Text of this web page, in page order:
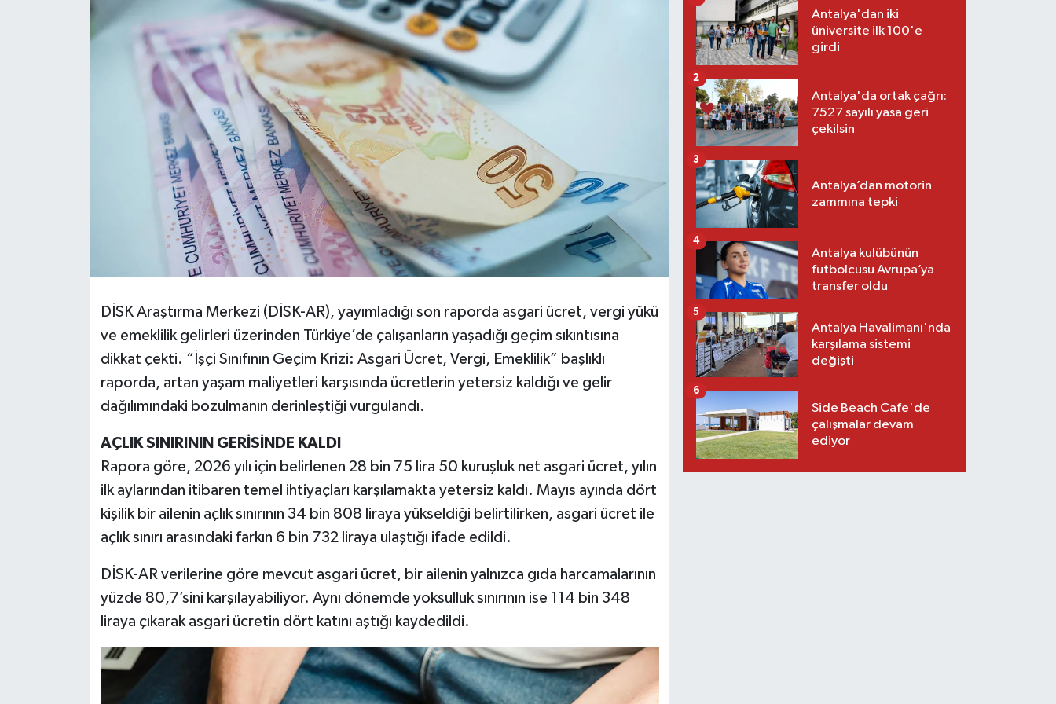
DİSK Araştırma Merkezi (DİSK-AR), yayımladığı son raporda asgari ücret, vergi yükü
ve emeklilik gelirleri üzerinden Türkiye’de çalışanların yaşadığı geçim sıkıntısına
dikkat çekti. “İşçi Sınıfının Geçim Krizi: Asgari Ücret, Vergi, Emeklilik” başlıklı
raporda, artan yaşam maliyetleri karşısında ücretlerin yetersiz kaldığı ve gelir
dağılımındaki bozulmanın derinleştiği vurgulandı.
AÇLIK SINIRININ GERİSİNDE KALDI
Rapora göre, 2026 yılı için belirlenen 28 bin 75 lira 50 kuruşluk net asgari ücret, yılın
ilk aylarından itibaren temel ihtiyaçları karşılamakta yetersiz kaldı. Mayıs ayında dört
kişilik bir ailenin açlık sınırının 34 bin 808 liraya yükseldiği belirtilirken, asgari ücret ile
açlık sınırı arasındaki farkın 6 bin 732 liraya ulaştığı ifade edildi.
DİSK-AR verilerine göre mevcut asgari ücret, bir ailenin yalnızca gıda harcamalarının
yüzde 80,7’sini karşılayabiliyor. Aynı dönemde yoksulluk sınırının ise 114 bin 348
liraya çıkarak asgari ücretin dört katını aştığı kaydedildi.
Antalya'dan iki
üniversite ilk 100'e
girdi
Antalya'da ortak çağrı:
7527 sayılı yasa geri
çekilsin
2
Antalya’dan motorin
zammına tepki
3
Antalya kulübünün
futbolcusu Avrupa’ya
transfer oldu
4
Antalya Havalimanı'nda
karşılama sistemi
değişti
5
Side Beach Cafe'de
çalışmalar devam
ediyor
6
MAGAZİN